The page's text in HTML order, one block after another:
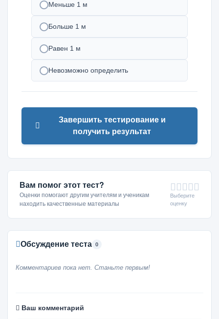
Меньше 1 м
Больше 1 м
Равен 1 м
Невозможно определить
Завершить тестирование и
получить результат
Вам помог этот тест?
Оценки помогают другим учителям и ученикам
находить качественные материалы
Выберите
оценку
Обсуждение теста 0
Комментариев пока нет. Станьте первым!
Ваш комментарий